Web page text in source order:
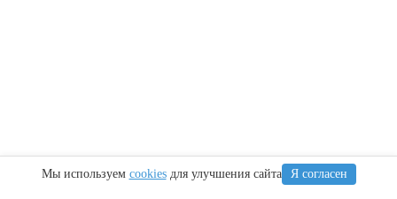
ИнформацияСочи Крым Регионы
Мы используем cookiesдля улучшения сайта Я согласен